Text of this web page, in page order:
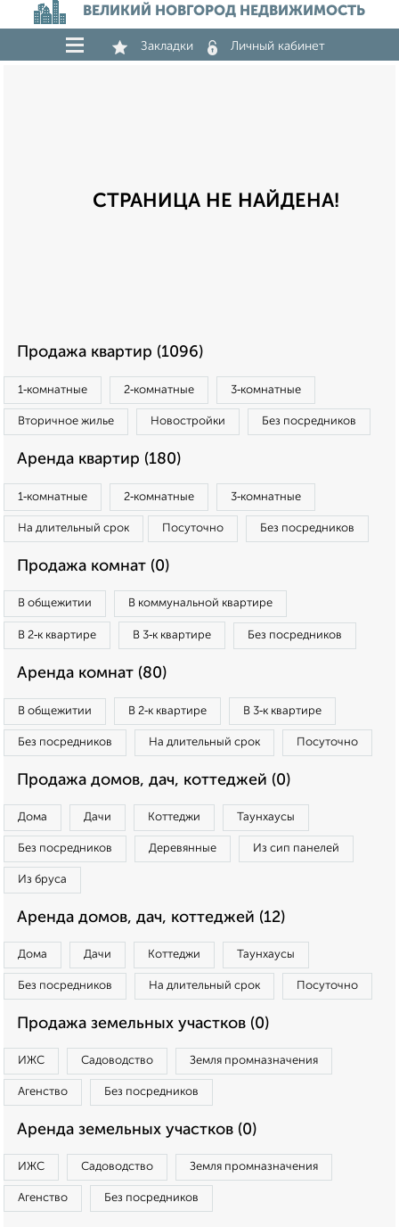
ВЕЛИКИЙ НОВГОРОД НЕДВИЖИМОСТЬ
Закладки Личный кабинет
СТРАНИЦА НЕ НАЙДЕНА!
Продажа квартир (1096)
1‑комнатные 2‑комнатные 3‑комнатные
Вторичное жилье Новостройки Без посредников
Аренда квартир (180)
1‑комнатные 2‑комнатные 3‑комнатные
На длительный срок Посуточно Без посредников
Продажа комнат (0)
В общежитии В коммунальной квартире
В 2‑к квартире В 3‑к квартире Без посредников
Аренда комнат (80)
В общежитии В 2‑к квартире В 3‑к квартире
Без посредников На длительный срок Посуточно
Продажа домов, дач, коттеджей (0)
Дома Дачи Коттеджи Таунхаусы
Без посредников Деревянные Из сип панелей
Из бруса
Аренда домов, дач, коттеджей (12)
Дома Дачи Коттеджи Таунхаусы
Без посредников На длительный срок Посуточно
Продажа земельных участков (0)
ИЖС Садоводство Земля промназначения
Агенство Без посредников
Аренда земельных участков (0)
ИЖС Садоводство Земля промназначения
Агенство Без посредников